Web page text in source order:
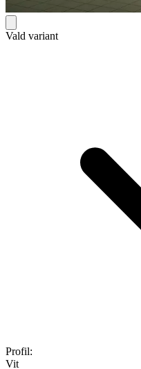
Vald variant
Profil:
Vit